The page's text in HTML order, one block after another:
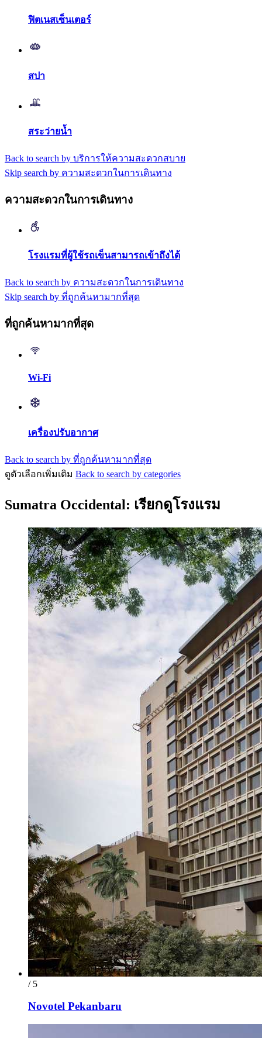
ฟิตเนสเซ็นเตอร์
สปา
สระว่ายน้ำ
Back to search by บริการให้ความสะดวกสบาย
Skip search by ความสะดวกในการเดินทาง
ความสะดวกในการเดินทาง
โรงแรมที่ผู้ใช้รถเข็นสามารถเข้าถึงได้
Back to search by ความสะดวกในการเดินทาง
Skip search by ที่ถูกค้นหามากที่สุด
ที่ถูกค้นหามากที่สุด
Wi-Fi
เครื่องปรับอากาศ
Back to search by ที่ถูกค้นหามากที่สุด
ดูตัวเลือกเพิ่มเติม Back to search by categories
Sumatra Occidental: เรียกดูโรงแรม
/ 5
Novotel Pekanbaru